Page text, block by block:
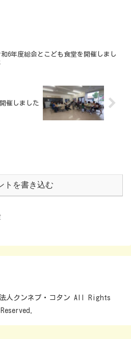
6年度総会とこども食堂を開催しまし
催しました
トを書き込む
人クンネプ・コタン All Rights
Reserved.